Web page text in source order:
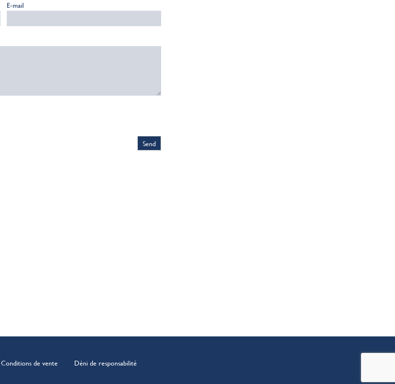
E-mail
Conditions de vente Déni de responsabilité